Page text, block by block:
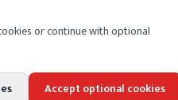
or continue with optional
Accept optional cookies